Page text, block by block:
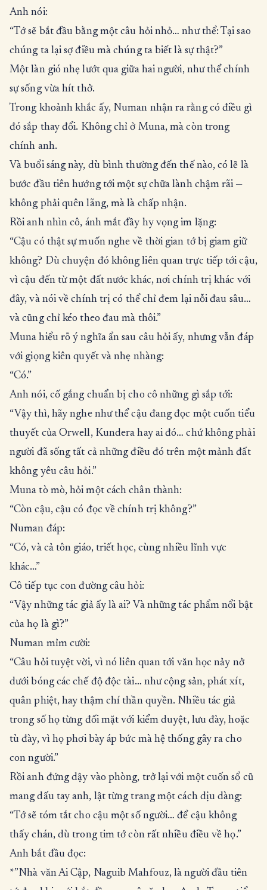
Anh nói:
“Tớ sẽ bắt đầu bằng một câu hỏi nhỏ… như thể: Tại sao
chúng ta lại sợ điều mà chúng ta biết là sự thật?”
Một làn gió nhẹ lướt qua giữa hai người, như thể chính
sự sống vừa hít thở.
Trong khoảnh khắc ấy, Numan nhận ra rằng có điều gì
đó sắp thay đổi. Không chỉ ở Muna, mà còn trong
chính anh.
Và buổi sáng này, dù bình thường đến thế nào, có lẽ là
bước đầu tiên hướng tới một sự chữa lành chậm rãi —
không phải quên lãng, mà là chấp nhận.
Rồi anh nhìn cô, ánh mắt đầy hy vọng im lặng:
“Cậu có thật sự muốn nghe về thời gian tớ bị giam giữ
không? Dù chuyện đó không liên quan trực tiếp tới cậu,
vì cậu đến từ một đất nước khác, nơi chính trị khác với
đây, và nói về chính trị có thể chỉ đem lại nỗi đau sâu…
và cũng chỉ kéo theo đau mà thôi.”
Muna hiểu rõ ý nghĩa ẩn sau câu hỏi ấy, nhưng vẫn đáp
với giọng kiên quyết và nhẹ nhàng:
“Có.”
Anh nói, cố gắng chuẩn bị cho cô những gì sắp tới:
“Vậy thì, hãy nghe như thể cậu đang đọc một cuốn tiểu
thuyết của Orwell, Kundera hay ai đó… chứ không phải
người đã sống tất cả những điều đó trên một mảnh đất
không yêu câu hỏi.”
Muna tò mò, hỏi một cách chân thành:
“Còn cậu, cậu có đọc về chính trị không?”
Numan đáp:
“Có, và cả tôn giáo, triết học, cùng nhiều lĩnh vực
khác…”
Cô tiếp tục con đường câu hỏi:
“Vậy những tác giả ấy là ai? Và những tác phẩm nổi bật
của họ là gì?”
Numan mỉm cười:
“Câu hỏi tuyệt vời, vì nó liên quan tới văn học nảy nở
dưới bóng các chế độ độc tài… như cộng sản, phát xít,
quân phiệt, hay thậm chí thần quyền. Nhiều tác giả
trong số họ từng đối mặt với kiểm duyệt, lưu đày, hoặc
tù đày, vì họ phơi bày áp bức mà hệ thống gây ra cho
con người.”
Rồi anh đứng dậy vào phòng, trở lại với một cuốn sổ cũ
mang dấu tay anh, lật từng trang một cách dịu dàng:
“Tớ sẽ tóm tắt cho cậu một số người… để cậu không
thấy chán, dù trong tim tớ còn rất nhiều điều về họ.”
Anh bắt đầu đọc:
*”Nhà văn Ai Cập, Naguib Mahfouz, là người đầu tiên